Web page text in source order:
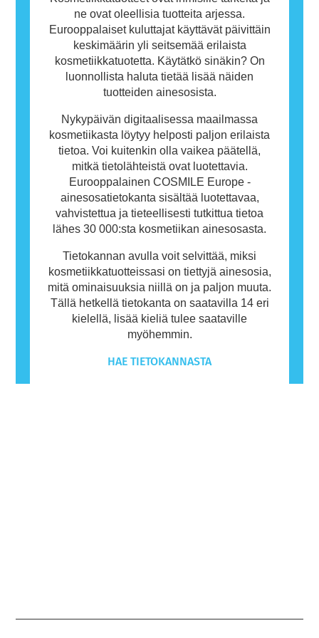
ne ovat oleellisia tuotteita arjessa.
Eurooppalaiset kuluttajat käyttävät päivittäin
keskimäärin yli seitsemää erilaista
kosmetiikkatuotetta. Käytätkö sinäkin? On
luonnollista haluta tietää lisää näiden
tuotteiden ainesosista.
Nykypäivän digitaalisessa maailmassa
kosmetiikasta löytyy helposti paljon erilaista
tietoa. Voi kuitenkin olla vaikea päätellä,
mitkä tietolähteistä ovat luotettavia.
Eurooppalainen COSMILE Europe -
ainesosatietokanta sisältää luotettavaa,
vahvistettua ja tieteellisesti tutkittua tietoa
lähes 30 000:sta kosmetiikan ainesosasta.
Tietokannan avulla voit selvittää, miksi
kosmetiikkatuotteissasi on tiettyjä ainesosia,
mitä ominaisuuksia niillä on ja paljon muuta.
Tällä hetkellä tietokanta on saatavilla 14 eri
kielellä, lisää kieliä tulee saataville
myöhemmin.
HAE TIETOKANNASTA